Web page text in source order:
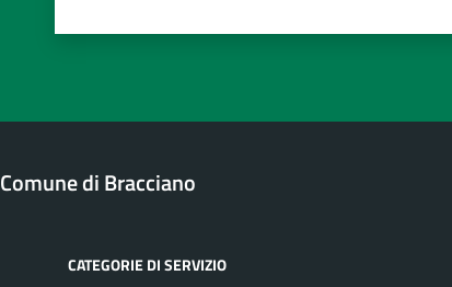
Comune di Bracciano
CATEGORIE DI SERVIZIO